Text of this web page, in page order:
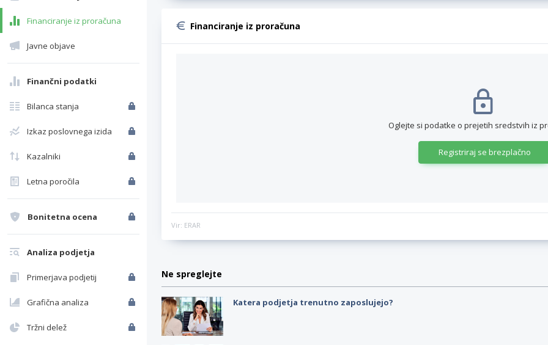
Financiranje iz proračuna
Javne objave
Finančni podatki
Bilanca stanja
Izkaz poslovnega izida
Kazalniki
Letna poročila
Bonitetna ocena
Analiza podjetja
Primerjava podjetij
Grafična analiza
Tržni delež
Financiranje iz proračuna
Oglejte si podatke o prejetih sredstvih iz
Registriraj se brezplačno
Vir: ERAR
Ne spreglejte
Katera podjetja trenutno zaposlujejo?